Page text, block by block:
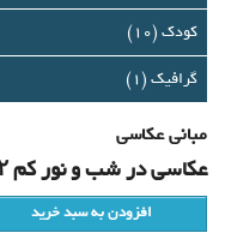
سبد خرید
ورود
عضویت
کودک (10)
گرافيك (1)
مبانی عكاسی
عكاسی در شب و نور كم ۲
افزودن به سبد خرید